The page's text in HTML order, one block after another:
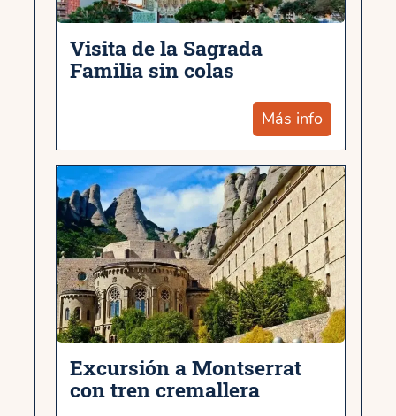
Visita de la Sagrada
Familia sin colas
Más info
Excursión a Montserrat
con tren cremallera